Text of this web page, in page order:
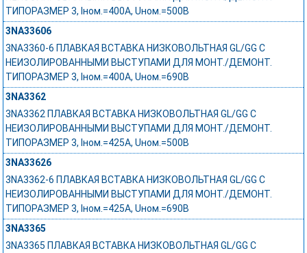
ТИПОРАЗМЕР 3, Iном.=400A, Uном.=500В
3NA33606
3NA3360-6 ПЛАВКАЯ ВСТАВКА НИЗКОВОЛЬТНАЯ GL/GG С
НЕИЗОЛИРОВАННЫМИ ВЫСТУПАМИ ДЛЯ МОНТ./ДЕМОНТ.
ТИПОРАЗМЕР 3, Iном.=400A, Uном.=690В
3NA3362
3NA3362 ПЛАВКАЯ ВСТАВКА НИЗКОВОЛЬТНАЯ GL/GG С
НЕИЗОЛИРОВАННЫМИ ВЫСТУПАМИ ДЛЯ МОНТ./ДЕМОНТ.
ТИПОРАЗМЕР 3, Iном.=425A, Uном.=500В
3NA33626
3NA3362-6 ПЛАВКАЯ ВСТАВКА НИЗКОВОЛЬТНАЯ GL/GG С
НЕИЗОЛИРОВАННЫМИ ВЫСТУПАМИ ДЛЯ МОНТ./ДЕМОНТ.
ТИПОРАЗМЕР 3, Iном.=425A, Uном.=690В
3NA3365
3NA3365 ПЛАВКАЯ ВСТАВКА НИЗКОВОЛЬТНАЯ GL/GG С